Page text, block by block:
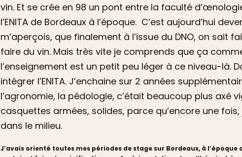
vin. Et se crée en 98 un pont entre la faculté
l’ENITA de Bordeaux à l’époque. C’est aujourd’hui
m’aperçois, que finalement à l’issue du DNO, on sait
faire du vin. Mais très vite je comprends que ça
l’enseignement est un petit peu léger à ce niveau-là.
intégrer l’ENITA. J’enchaine sur 2 années
l’agronomie, la pédologie, c’était beaucoup plus axé
casquettes armées, solides, parce qu’encore une
dans le milieu.
J’avais orienté toutes mes périodes de stage sur Bordeaux, à